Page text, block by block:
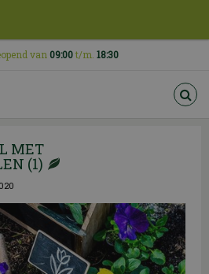
van 09:00t/m. 18:30
MET
(1)